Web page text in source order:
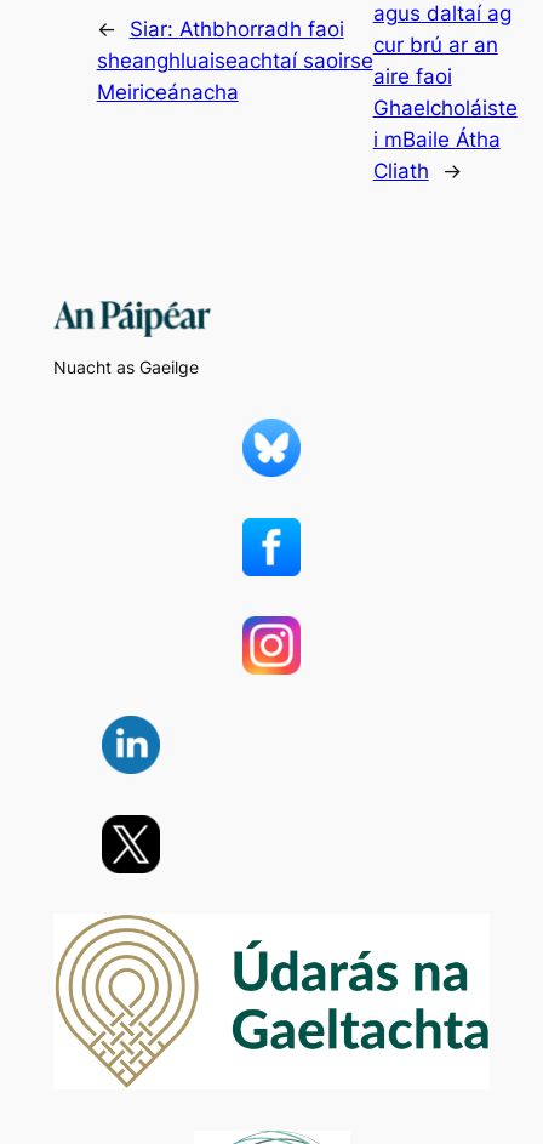
← Siar: Athbhorradh faoi
sheanghluaiseachtaí saoirse
Meiriceánacha
agus daltaí ag
cur brú ar an
aire faoi
Ghaelcholáiste
i mBaile Átha
Cliath
→
Nuacht as Gaeilge